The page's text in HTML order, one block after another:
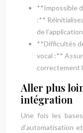
**Impossible
:**
de
**Difficultés
vocal :**
correctement
Aller plus
intégration
Une fois les
d’automatisation